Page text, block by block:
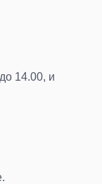
14.00, и